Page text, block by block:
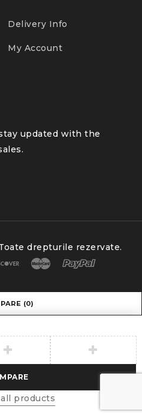
Delivery Info
My Account
updated with the
drepturile rezervate.
(0)
products